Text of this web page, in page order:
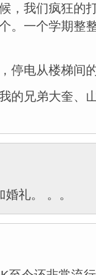
，我们疯狂的
。一个学期整
停电从楼梯间
的兄弟大奎、
礼。 。。